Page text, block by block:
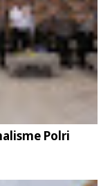
Polri